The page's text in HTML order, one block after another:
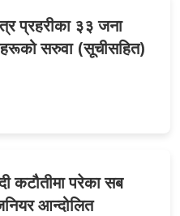
३ लाख
प्रहरीका ३३ जना
सरुवा (सूचीसहित)
कटौतीमा परेका सब
आन्दोलित